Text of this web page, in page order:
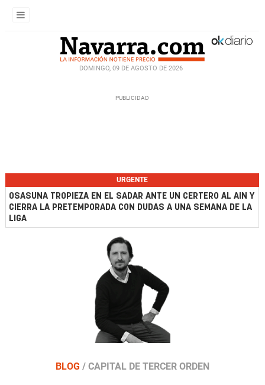
DOMINGO, 09 DE AGOSTO DE 2026
URGENTE
OSASUNA TROPIEZA EN EL SADAR ANTE UN CERTERO AL AIN Y
CIERRA LA PRETEMPORADA CON DUDAS A UNA SEMANA DE LA
LIGA
BLOG / CAPITAL DE TERCER ORDEN